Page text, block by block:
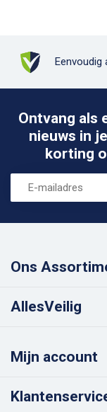
Eenvoudig
Ontvang als
nieuws in
korting
Ons
AllesVeilig
Mijn account